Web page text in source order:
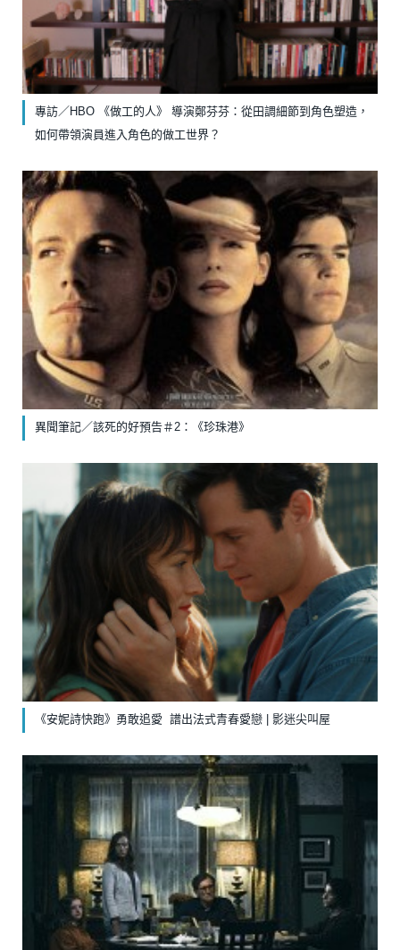
專訪／HBO 《做工的人》 導演鄭芬芬：從田調細節到角色塑造，
如何帶領演員進入角色的做工世界？
異聞筆記／該死的好預告＃2：《珍珠港》
《安妮詩快跑》勇敢追愛 譜出法式青春愛戀 | 影迷尖叫屋